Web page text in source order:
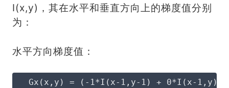
I(x,y)，其在水平和垂直方向上的梯度值分别
为：
水平方向梯度值：
Gx(x,y) = (-1*I(x-1,y-1) + 0*I(x-1,y)